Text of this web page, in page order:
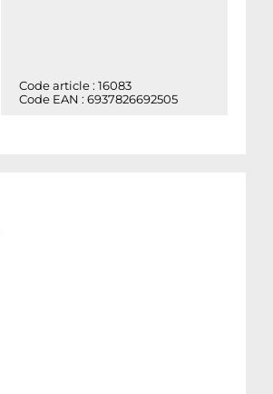
Code article : 16083
Code EAN : 6937826692505